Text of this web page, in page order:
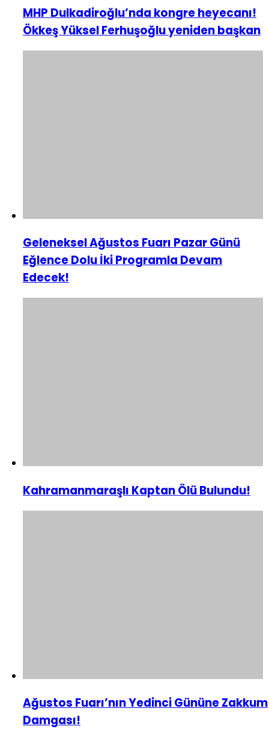
MHP Dulkadiroğlu’nda kongre heyecanı!
Ökkeş Yüksel Ferhuşoğlu yeniden başkan
Geleneksel Ağustos Fuarı Pazar Günü
Eğlence Dolu İki Programla Devam
Edecek!
Kahramanmaraşlı Kaptan Ölü Bulundu!
Ağustos Fuarı’nın Yedinci Gününe Zakkum
Damgası!